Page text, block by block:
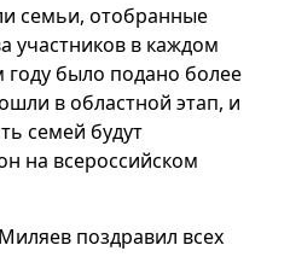
семьи, отобранные
участников в каждом
году было подано более
в областной этап, и
семей будут
на всероссийском
поздравил всех